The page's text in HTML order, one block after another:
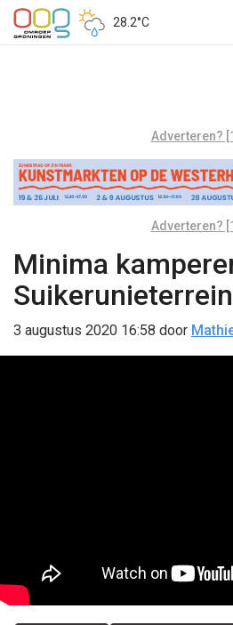
28.2°C
Adverteren?
Adverteren?
Minima
Suikerunieterrein
3 augustus 2020 16:58 door